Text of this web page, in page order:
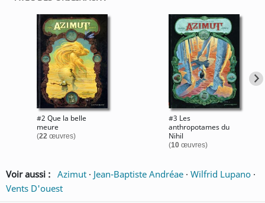
#2 Que la belle
meure
(22 œuvres)
#3 Les
anthropotames du
Nihil
(10 œuvres)
Voir aussi : Azimut · Jean-Baptiste Andréae · Wilfrid Lupano ·
Vents D'ouest